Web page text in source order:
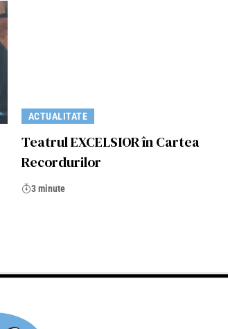
ACTUALITATE
Teatrul EXCELSIOR în Cartea
Recordurilor
3 minute